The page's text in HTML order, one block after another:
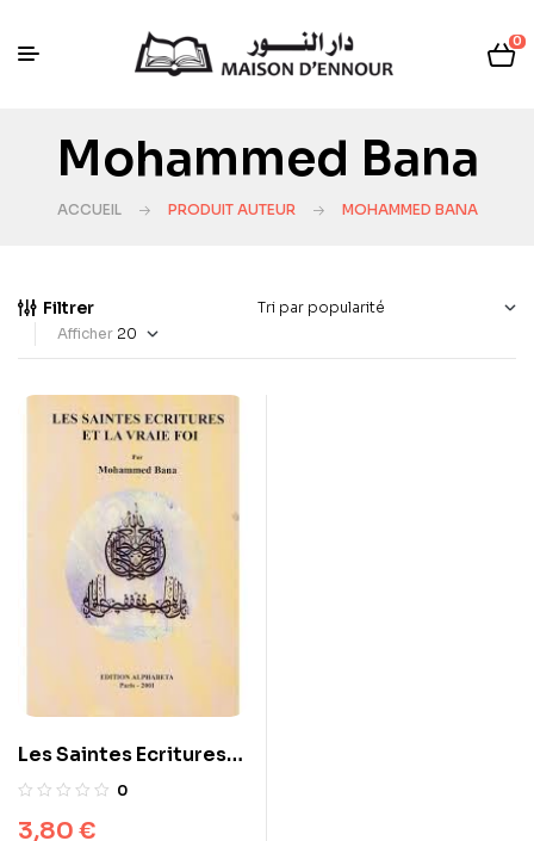
0
Mohammed Bana
ACCUEIL PRODUIT AUTEUR MOHAMMED BANA
Filtrer
Afficher
Les Saintes Ecritures
Et La Vraie Foi –
0
3,80 €